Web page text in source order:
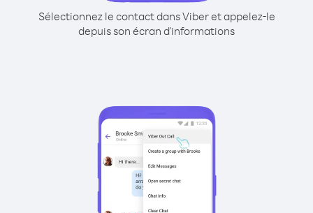
Sélectionnez le contact dans Viber et appelez-le
depuis son écran d'informations